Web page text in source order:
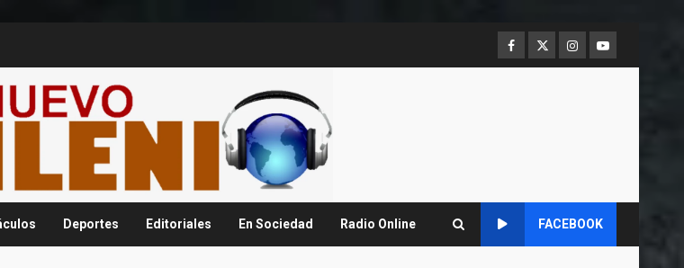
Facebook
TwitterInstagram
Youtube
Deportes Editoriales En Sociedad Radio Online FACEBOOK